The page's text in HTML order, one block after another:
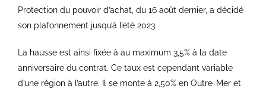
Protection du pouvoir d’achat, du 16 août dernier, a décidé
son plafonnement jusqu’à l’été 2023.
La hausse est ainsi fixée à au maximum 3,5% à la date
anniversaire du contrat. Ce taux est cependant variable
d’une région à l’autre. Il se monte à 2,50% en Outre-Mer et